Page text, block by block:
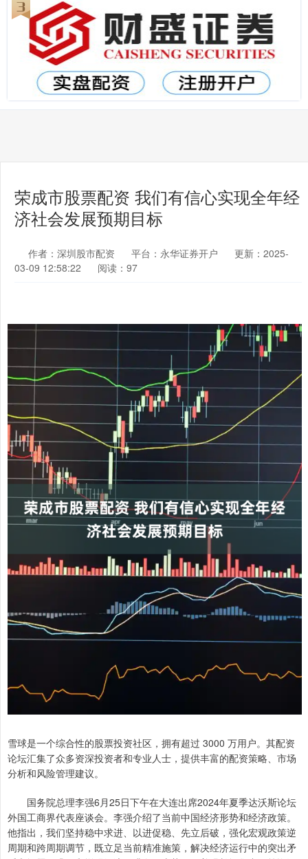
荣成市股票配资 我们有信心实现全年经
济社会发展预期目标
作者：深圳股市配资 平台：永华证券开户
更新：2025-
03-09 12:58:22
阅读：97
雪球是一个综合性的股票投资社区，拥有超过 3000 万用户。其配资
论坛汇集了众多资深投资者和专业人士，提供丰富的配资策略、市场
分析和风险管理建议。
国务院总理李强6月25日下午在大连出席2024年夏季达沃斯论坛
外国工商界代表座谈会。李强介绍了当前中国经济形势和经济政策。
他指出，我们坚持稳中求进、以进促稳、先立后破，强化宏观政策逆
周期和跨周期调节，既立足当前精准施策，解决经济运行中的突出矛